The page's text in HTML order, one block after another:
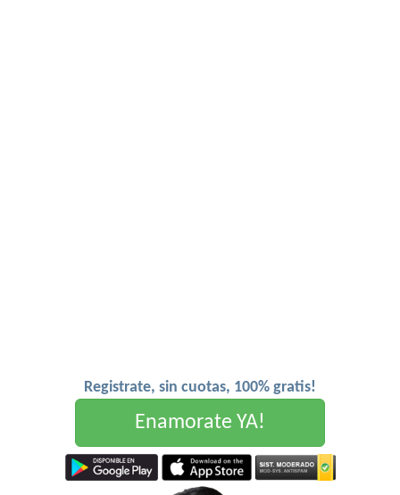
Registrate, sin cuotas, 100% gratis!
Enamorate YA!